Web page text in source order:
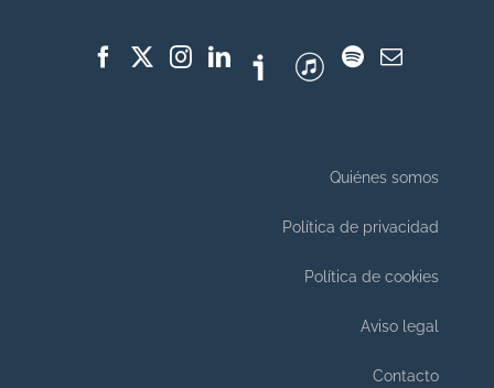
Quiénes somos
Política de privacidad
Política de cookies
Aviso legal
Contacto